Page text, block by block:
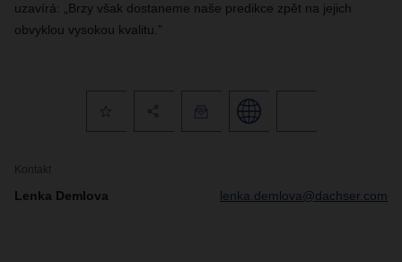
uzavírá: „Brzy však dostaneme naše predikce zpět na jejich
obvyklou vysokou kvalitu.”
Kontakt
Lenka Demlova lenka.demlova@dachser.com